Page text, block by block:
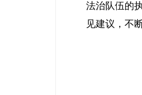
法治队伍的
见建议，不